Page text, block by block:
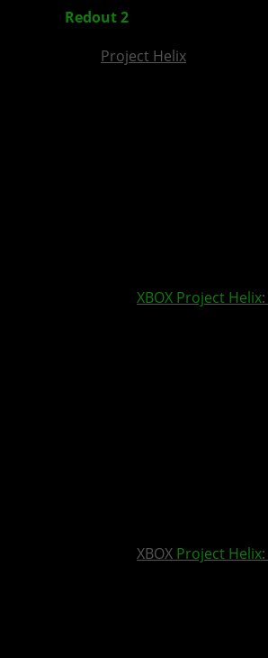
Redout 2
Project Helix
XBOX Project Helix
XBOX Project Helix